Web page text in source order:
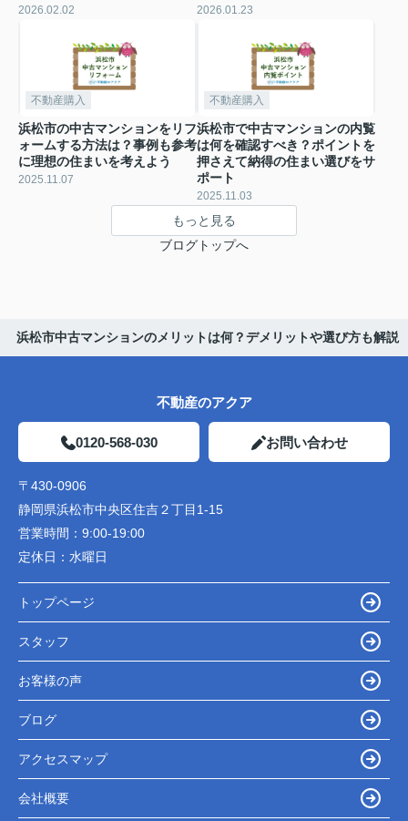
2026.02.02 2026.01.23
不動産購入
浜松市の中古マンションをリフ
ォームする方法は？事例も参考
に理想の住まいを考えよう
2025.11.07
不動産購入
浜松市で中古マンションの内覧
は何を確認すべき？ポイントを
押さえて納得の住まい選びをサ
ポート
2025.11.03
もっと見る
ブログトップへ
浜松市中古マンションのメリットは何？デメリットや選び方も解説
不動産のアクア
0120-568-030 お問い合わせ
〒430-0906
静岡県浜松市中央区住吉２丁目1-15
営業時間： 9:00-19:00
定休日： 水曜日
トップページ
スタッフ
お客様の声
ブログ
アクセスマップ
会社概要